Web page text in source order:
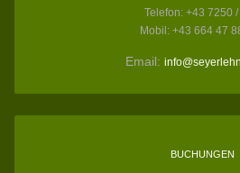
Telefon: +43 7250
Mobil: +43 664 47
Email:
BUCHUNGEN